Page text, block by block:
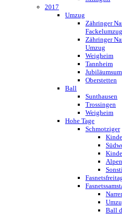
2017
Umzug
Zähringer
Fackelumzug
Zähringer
Umzug
Weigheim
Tannheim
Oberstetten
Ball
Sunthausen
Trossingen
Weigheim
Hohe Tage
Schmotziger
Ball